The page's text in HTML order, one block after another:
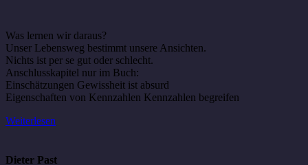
Was lernen wir daraus?
Unser Lebensweg bestimmt unsere Ansichten.
Nichts ist per se gut oder schlecht.
Anschlusskapitel nur im Buch:
Einschätzungen Gewissheit ist absurd
Eigenschaften von Kennzahlen Kennzahlen begreifen
Weiterlesen
Dieter Past